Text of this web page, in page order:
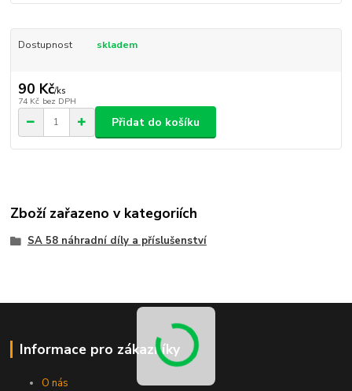
Dostupnost skladem
90 Kč/ks
74 Kč bez DPH
Přidat do košíku
Zboží zařazeno v kategoriích
SA 58 náhradní díly a příslušenství
Informace pro zákazníky
O nás